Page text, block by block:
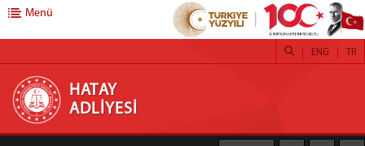
HATAY ADLİYESİ
ANA SAYFA
Menü
HATAY
ADLİYESİ
TR
ENG